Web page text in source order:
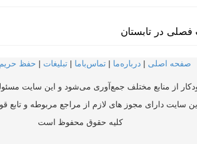
در تابستان
صفحه اصلی | درباره‌ما | تماس‌با‌ما | تبلیغات | حفظ
از منابع مختلف جمع‌آوری می‌شود و این سایت
سایت دارای مجوز های لازم از مراجع مربوطه و تابع
کلیه حقوق محفوظ است